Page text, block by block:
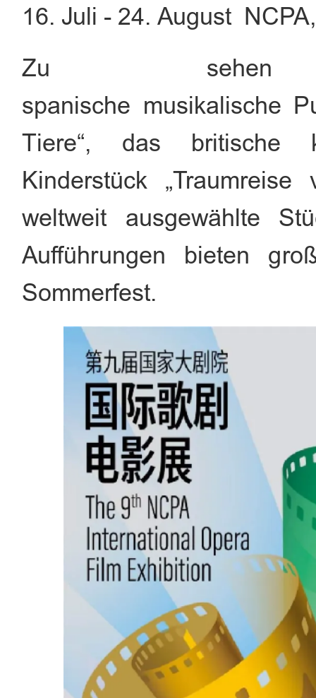
16. Juli - 24. August
Zu
spanische musikalische
Tiere“, das britische
Kinderstück
weltweit ausgewählte
Aufführungen bieten
Sommerfest.